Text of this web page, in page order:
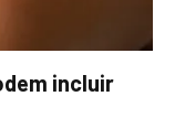
incluir